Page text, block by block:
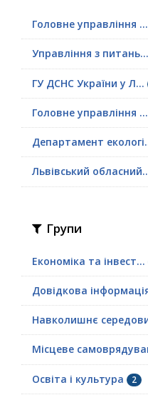
Головне управління ...
Управління з питань...
ГУ ДСНС України у Л...
Головне управління ...
Департамент
Львівський
Групи
Економіка та інвест...
Довідкова
Навколишнє
Місцеве
Освіта і культура 2